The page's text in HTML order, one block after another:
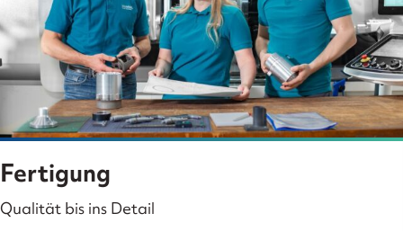
Fertigung
Qualität bis ins Detail